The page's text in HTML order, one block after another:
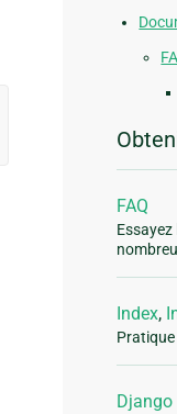
FAQ
Essayez
Index,
Django